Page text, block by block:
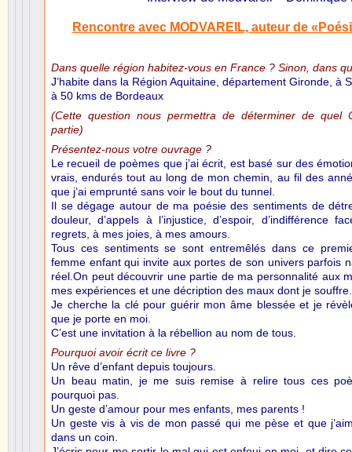
Rencontre avec MODVAREIL, auteur de
Dans quelle région habitez-vous en France ? Sinon, dans
J’habite dans la Région Aquitaine, département Gironde, à
à 50 kms de Bordeaux
(Cette question nous permettra de déterminer de quel
partie)
Présentez-nous votre ouvrage ?
Le recueil de poèmes que j’ai écrit, est basé sur des
vrais, endurés tout au long de mon chemin, au fil des
que j’ai emprunté sans voir le bout du tunnel.
Il se dégage autour de ma poésie des sentiments de
douleur, d’appels à l’injustice, d’espoir, d’indifférence
regrets, à mes joies, à mes amours.
Tous ces sentiments se sont entremêlés dans ce
femme enfant qui invite aux portes de son univers parfois
réel.On peut découvrir une partie de ma personnalité aux
mes expériences et une décription des maux dont je souffre.
Je cherche la clé pour guérir mon âme blessée et je
que je porte en moi.
C’est une invitation à la rébellion au nom de tous.
Pourquoi avoir écrit ce livre ?
Un rêve d’enfant depuis toujours.
Un beau matin, je me suis remise à relire tous ces
pourquoi pas.
Un geste d’amour pour mes enfants, mes parents !
Un geste vis à vis de mon passé qui me pèse et que
dans un coin.